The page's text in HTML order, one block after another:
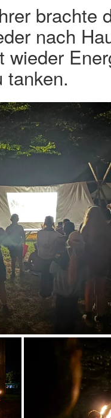
brachte
nach
wieder
tanken.